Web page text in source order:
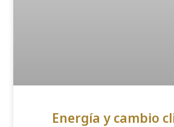
Energía y cambio